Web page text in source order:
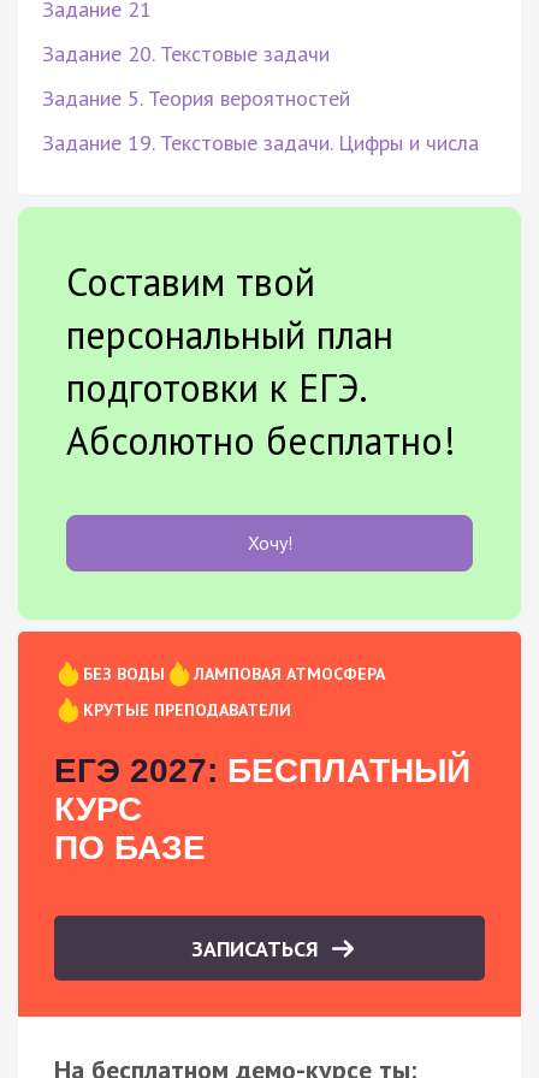
Задание 21
Задание 20. Текстовые задачи
Задание 5. Теория вероятностей
Задание 19. Текстовые задачи. Цифры и числа
Составим твой
персональный план
подготовки к ЕГЭ.
Абсолютно бесплатно!
Хочу!
БЕЗ ВОДЫ
ЛАМПОВАЯ АТМОСФЕРА
КРУТЫЕ ПРЕПОДАВАТЕЛИ
ЕГЭ 2027: БЕСПЛАТНЫЙ
КУРС
ПО БАЗЕ
ЗАПИСАТЬСЯ
На бесплатном демо-курсе ты: